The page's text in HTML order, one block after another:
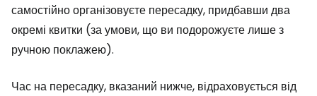
самостійно організовуєте пересадку, придбавши два
окремі квитки (за умови, що ви подорожуєте лише з
ручною поклажею).
Час на пересадку, вказаний нижче, відраховується від